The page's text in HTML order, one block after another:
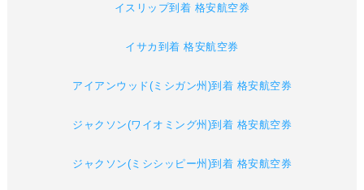
イスリップ到着 格安航空券
イサカ到着 格安航空券
アイアンウッド(ミシガン州)到着 格安航空券
ジャクソン(ワイオミング州)到着 格安航空券
ジャクソン(ミシシッピー州)到着 格安航空券